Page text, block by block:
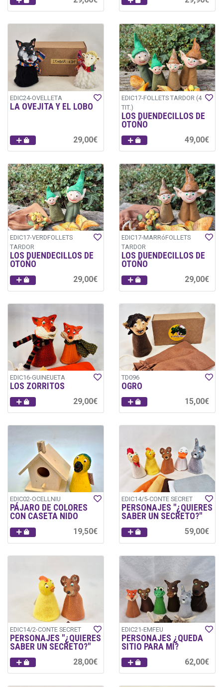
EDIC24-OVELLETA
LA OVEJITA Y EL LOBO
29,00€
EDIC17-FOLLETS TARDOR (4
TIT.)
LOS DUENDECILLOS DE
OTOÑO
49,00€
EDIC17-VERDFOLLETS
TARDOR
LOS DUENDECILLOS DE
OTOÑO
29,00€
EDIC17-MARRóFOLLETS
TARDOR
LOS DUENDECILLOS DE
OTOÑO
29,00€
EDIC16-GUINEUETA
LOS ZORRITOS
29,00€
TD096
OGRO
15,00€
EDIC02-OCELLNIU
PÁJARO DE COLORES
CON CASETA NIDO
19,50€
EDIC14/5-CONTE SECRET
PERSONAJES "¿QUIERES
SABER UN SECRETO?"
59,00€
EDIC14/2-CONTE SECRET
PERSONAJES "¿QUIERES
SABER UN SECRETO?"
28,00€
EDIC21-EMFEU
PERSONAJES ¿QUEDA
SITIO PARA MÍ?
62,00€